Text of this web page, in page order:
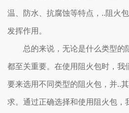
温、防水、抗腐蚀等特点，..阻火
发挥作用。
总的来说，无论是什么类型的
都至关重要。在使用阻火包时，我
要来选用不同类型的阻火包，并..
求。通过正确选择和使用阻火包，